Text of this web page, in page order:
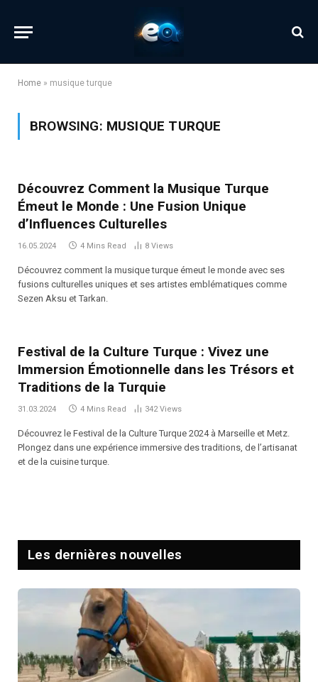
Home » musique turque
BROWSING: MUSIQUE TURQUE
Découvrez Comment la Musique Turque
Émeut le Monde : Une Fusion Unique
d’Influences Culturelles
16.05.2024 4 Mins Read 8 Views
Découvrez comment la musique turque émeut le monde avec ses
fusions culturelles uniques et ses artistes emblématiques comme
Sezen Aksu et Tarkan.
Festival de la Culture Turque : Vivez une
Immersion Émotionnelle dans les Trésors et
Traditions de la Turquie
31.03.2024 4 Mins Read 342Views
Découvrez le Festival de la Culture Turque 2024 à Marseille et Metz.
Plongez dans une expérience immersive des traditions, de l’artisanat
et de la cuisine turque.
Les dernières nouvelles